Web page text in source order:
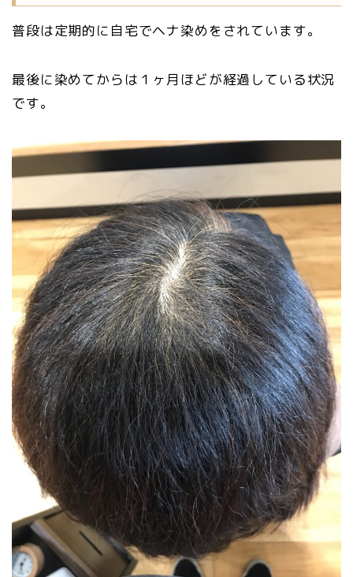
普段は定期的に自宅でヘナ染めをされています。
最後に染めてからは１ヶ月ほどが経過している状況
です。